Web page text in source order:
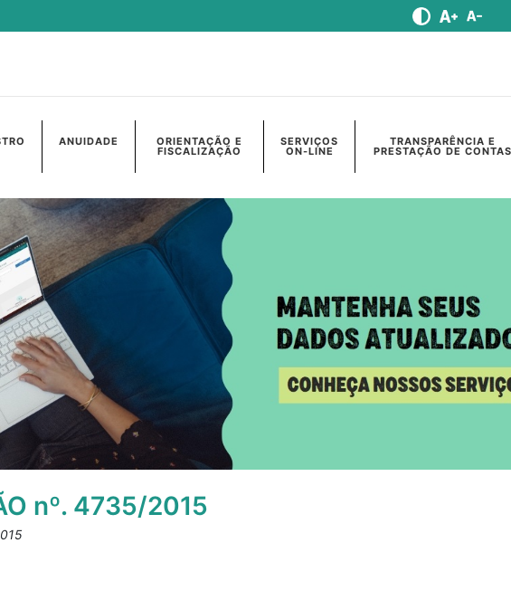
ANUIDADE ORIENTAÇÃO E
FISCALIZAÇÃO
SERVIÇOS
ON-LINE
TRANSPARÊNCIA E
PRESTAÇÃO DE CONTAS
nº. 4735/2015